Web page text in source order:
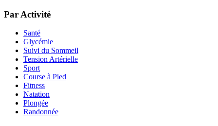
Par Activité
Santé
Glycémie
Suivi du Sommeil
Tension Artérielle
Sport
Course à Pied
Fitness
Natation
Plongée
Randonnée